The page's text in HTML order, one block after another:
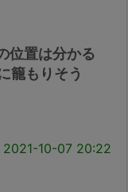
位置は分かる
籠もりそう
2021-10-07 20:22